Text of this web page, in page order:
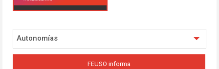
Autonomías
FEUSO informa